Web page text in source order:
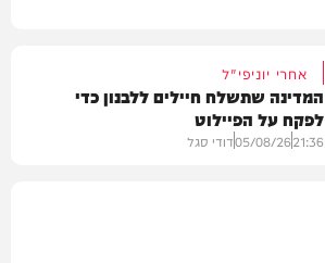
אחרי יוניפי"ל
המדינה שתשלח חיילים ללבנון כדי
לפקח על הפיילוט
21:36
05/08/26דודי סגל